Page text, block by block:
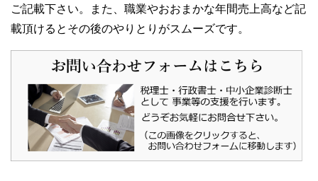
ご記載下さい。また、職業やおおまかな年間売上高など記
載頂けるとその後のやりとりがスムーズです。